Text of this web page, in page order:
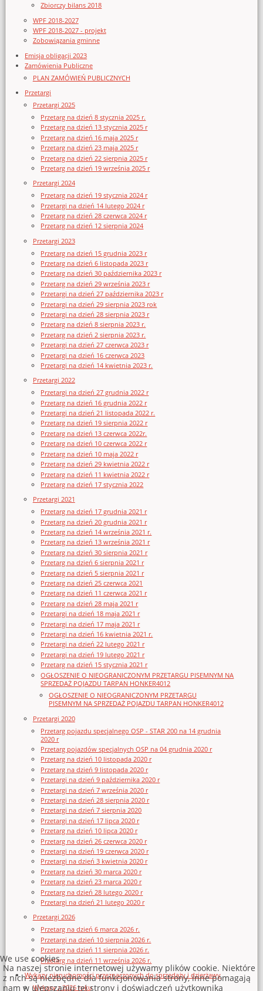
Zbiorczy bilans 2018
WPF 2018-2027
WPF 2018-2027 - projekt
Zobowiązania gminne
Emisja obligacji 2023
Zamówienia Publiczne
PLAN ZAMÓWIEŃ PUBLICZNYCH
Przetargi
Przetargi 2025
Przetarg na dzień 8 stycznia 2025 r.
Przetarg na dzień 13 stycznia 2025 r
Przetarg na dzień 16 maja 2025 r
Przetarg na dzień 23 maja 2025 r
Przetarg na dzień 22 sierpnia 2025 r
Przetarg na dzień 19 września 2025 r
Przetargi 2024
Przetarg na dzień 19 stycznia 2024 r
Przetargi na dzień 14 lutego 2024 r
Przetarg na dzień 28 czerwca 2024 r
Przetarg na dzień 12 sierpnia 2024
Przetargi 2023
Przetarg na dzień 15 grudnia 2023 r
Przetarg na dzień 6 listopada 2023 r
Przetarg na dzień 30 października 2023 r
Przetarg na dzień 29 września 2023 r
Przetargi na dzień 27 października 2023 r
Przetargi na dzień 29 sierpnia 2023 rok
Przetargi na dzień 28 sierpnia 2023 r
Przetarg na dzień 8 sierpnia 2023 r.
Przetarg na dzień 2 sierpnia 2023 r.
Przetargi na dzień 27 czerwca 2023 r
Przetargi na dzień 16 czerwca 2023
Przetargi na dzień 14 kwietnia 2023 r.
Przetargi 2022
Przetargi na dzień 27 grudnia 2022 r
Przetarg na dzień 16 grudnia 2022 r
Przetargi na dzień 21 listopada 2022 r.
Przetarg na dzień 19 sierpnia 2022 r
Przetarg na dzień 13 czerwca 2022r.
Przetarg na dzień 10 czerwca 2022 r
Przetarg na dzień 10 maja 2022 r
Przetarg na dzień 29 kwietnia 2022 r
Przetarg na dzień 11 kwietnia 2022 r
Przetarg na dzień 17 stycznia 2022
Przetargi 2021
Przetarg na dzień 17 grudnia 2021 r
Przetarg na dzień 20 grudnia 2021 r
Przetarg na dzień 14 września 2021 r.
Przetarg na dzień 13 września 2021 r
Przetarg na dzień 30 sierpnia 2021 r
Przetarg na dzień 6 sierpnia 2021 r
Przetarg na dzień 5 sierpnia 2021 r
Przetarg na dzień 25 czerwca 2021
Przetarg na dzień 11 czerwca 2021 r
Przetarg na dzień 28 maja 2021 r
Przetargi na dzień 18 maja 2021 r
Przetargi na dzień 17 maja 2021 r
Przetargi na dzień 16 kwietnia 2021 r.
Przetargi na dzień 22 lutego 2021 r
Przetargi na dzień 19 lutego 2021 r
Przetarg na dzień 15 stycznia 2021 r
OGŁOSZENIE O NIEOGRANICZONYM PRZETARGU PISEMNYM NA
SPRZEDAŻ POJAZDU TARPAN HONKER4012
OGŁOSZENIE O NIEOGRANICZONYM PRZETARGU
PISEMNYM NA SPRZEDAŻ POJAZDU TARPAN HONKER4012
Przetargi 2020
Przetarg pojazdu specjalnego OSP - STAR 200 na 14 grudnia
2020 r
Przetarg pojazdów specjalnych OSP na 04 grudnia 2020 r
Przetarg na dzień 10 listopada 2020 r
Przetarg na dzień 9 listopada 2020 r
Przetargi na dzień 9 października 2020 r
Przetargi na dzień 7 września 2020 r
Przetargi na dzień 28 sierpnia 2020 r
Przetargi na dzień 7 sierpnia 2020
Przetargi na dzień 17 lipca 2020 r
Przetarg na dzień 10 lipca 2020 r
Przetarg na dzień 26 czerwca 2020 r
Przetargi na dzień 19 czerwca 2020 r
Przetargi na dzień 3 kwietnia 2020 r
Przetarg na dzień 30 marca 2020 r
Przetarg na dzień 23 marca 2020 r
Przetarg na dzień 28 lutego 2020 r
Przetargi na dzień 21 lutego 2020 r
Przetargi 2026
Przetarg na dzień 6 marca 2026 r.
Przetargi na dzień 10 sierpnia 2026 r.
Przetarg na dzień 11 sierpnia 2026 r.
Przetarg na dzień 11 września 2026 r.
Wykazy nieruchomości przeznaczonych do sprzedaży i dzierżawy
Wykazy z 2026 roku
We use cookies
Na naszej stronie internetowej używamy plików cookie. Niektóre
z nich są niezbędne dla funkcjonowania strony, inne pomagają
nam w ulepszaniu tej strony i doświadczeń użytkownika